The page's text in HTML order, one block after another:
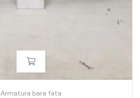
Armatura bara fata